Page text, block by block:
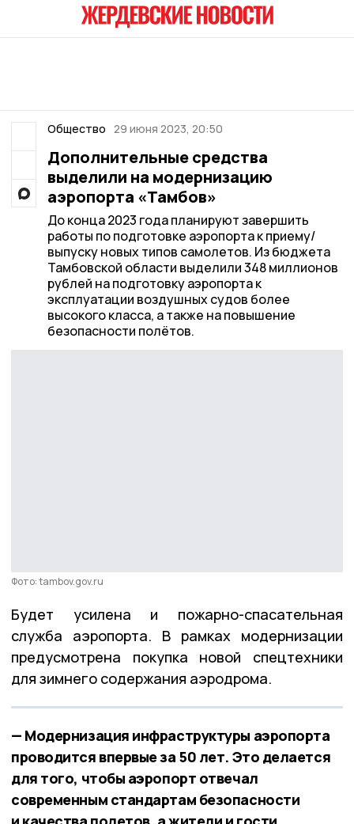
Общество 29 июня 2023, 20:50
Дополнительные средства
выделили на модернизацию
аэропорта «Тамбов»
До конца 2023 года планируют завершить
работы по подготовке аэропорта к приему/
выпуску новых типов самолетов. Из бюджета
Тамбовской области выделили 348 миллионов
рублей на подготовку аэропорта к
эксплуатации воздушных судов более
высокого класса, а также на повышение
безопасности полётов.
Фото: tambov.gov.ru
Будет усилена и пожарно-спасательная
служба аэропорта. В рамках модернизации
предусмотрена покупка новой спецтехники
для зимнего содержания аэродрома.
— Модернизация инфраструктуры аэропорта
проводится впервые за 50 лет. Это делается
для того, чтобы аэропорт отвечал
современным стандартам безопасности